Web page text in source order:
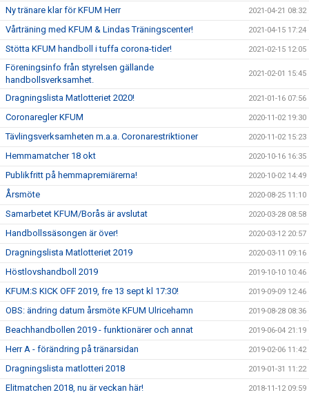
Ny tränare klar för KFUM Herr 2021-04-21 08:32
Vårträning med KFUM & Lindas Träningscenter! 2021-04-15 17:24
Stötta KFUM handboll i tuffa corona-tider! 2021-02-15 12:05
Föreningsinfo från styrelsen gällande
handbollsverksamhet.
2021-02-01 15:45
Dragningslista Matlotteriet 2020! 2021-01-16 07:56
Coronaregler KFUM 2020-11-02 19:30
Tävlingsverksamheten m.a.a. Coronarestriktioner 2020-11-02 15:23
Hemmamatcher 18 okt 2020-10-16 16:35
Publikfritt på hemmapremiärerna! 2020-10-02 14:49
Årsmöte 2020-08-25 11:10
Samarbetet KFUM/Borås är avslutat 2020-03-28 08:58
Handbollssäsongen är över! 2020-03-12 20:57
Dragningslista Matlotteriet 2019 2020-03-11 09:16
Höstlovshandboll 2019 2019-10-10 10:46
KFUM:S KICK OFF 2019, fre 13 sept kl 17:30! 2019-09-09 12:46
OBS: ändring datum årsmöte KFUM Ulricehamn 2019-08-28 08:36
Beachhandbollen 2019 - funktionärer och annat 2019-06-04 21:19
Herr A - förändring på tränarsidan 2019-02-06 11:42
Dragningslista matlotteri 2018 2019-01-31 11:22
Elitmatchen 2018, nu är veckan här! 2018-11-12 09:59